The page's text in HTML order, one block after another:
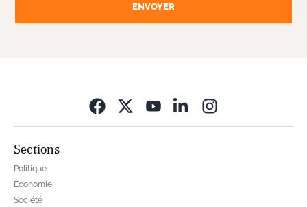
ENVOYER
Sections
Politique
Economie
Société